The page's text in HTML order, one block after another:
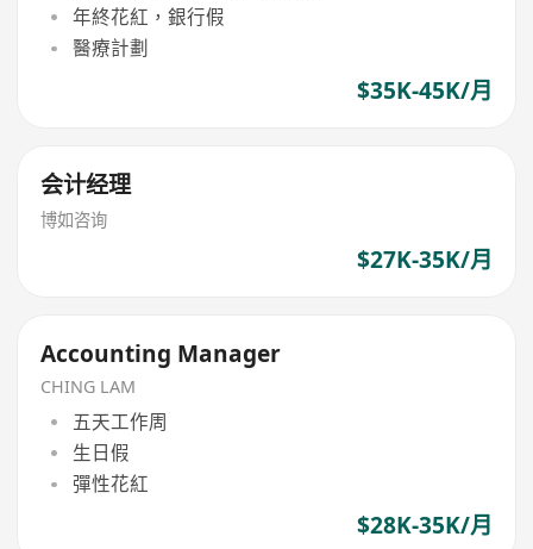
年終花紅，銀行假
醫療計劃
$35K-45K/月
会计经理
博如咨询
$27K-35K/月
Accounting Manager
CHING LAM
五天工作周
生日假
彈性花紅
$28K-35K/月